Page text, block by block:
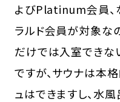
よびPlatinum会員、
ラルド会員が対象な
だけでは入室できな
ですが、サウナは本
ュはできますし、水